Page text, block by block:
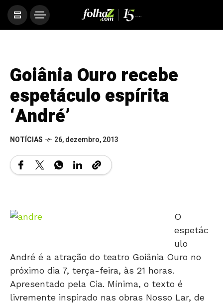
Goiânia Ouro recebe
espetáculo espírita
‘André’
NOTÍCIAS 26, dezembro, 2013
O
espetác
ulo
André é a atração do teatro Goiânia Ouro no
próximo dia 7, terça-feira, às 21 horas.
Apresentado pela Cia. Mínima, o texto é
livremente inspirado nas obras Nosso Lar, de